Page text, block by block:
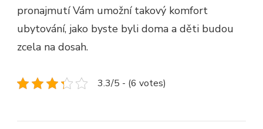
pronajmutí Vám umožní takový komfort
ubytování, jako byste byli doma a děti budou
zcela na dosah.
3.3/5 - (6 votes)